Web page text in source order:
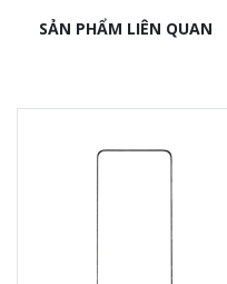
SẢN PHẨM LIÊN QUAN
Tặng dán Cường lực, Ốp lưng khi
& sửa chữa trị giá 50.000đTặng dán
Tặng Voucher Giảm giá mua máy